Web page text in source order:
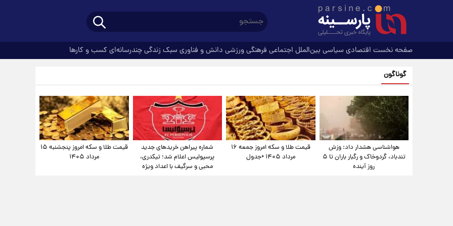
صفحه نخست اقتصادی سیاسی بین‌الملل اجتماعی فرهنگیورزشی دانش و فناوری سبک زندگیچندرسانه‌ای کسب و کارها
گوناگون
هواشناسی هشدار داد: وزش
تندباد، گردوخاک و رگبار باران تا ۵
روز آینده
قیمت طلا و سکه امروز جمعه ۱۶
مرداد ۱۴۰۵ +جدول
شماره پیراهن خریدهای جدید
پرسپولیس اعلام شد؛ تیکدری،
محبی و سرگیف با اعداد ویژه
قیمت طلا و سکه امروز پنجشنبه ۱۵
مرداد ۱۴۰۵